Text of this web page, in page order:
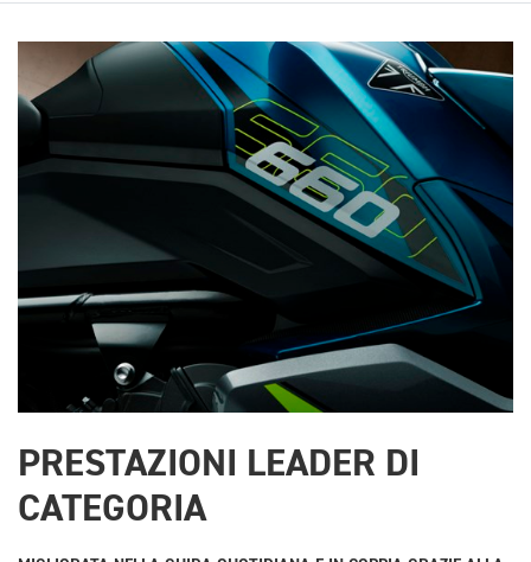
PRESTAZIONI LEADER DI
CATEGORIA